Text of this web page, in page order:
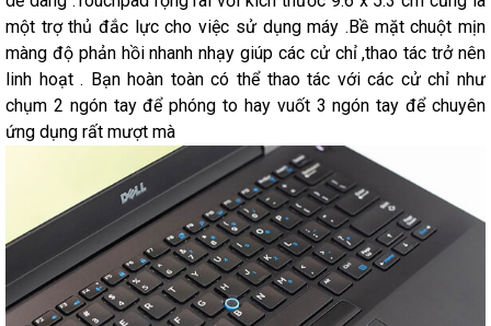
một trợ thủ đắc lực cho việc sử dụng máy .Bề mặt chuột mịn
màng độ phản hồi nhanh nhạy giúp các cử chỉ ,thao tác trở nên
linh hoạt . Bạn hoàn toàn có thể thao tác với các cử chỉ như
chụm 2 ngón tay để phóng to hay vuốt 3 ngón tay để chuyên
ứng dụng rất mượt mà